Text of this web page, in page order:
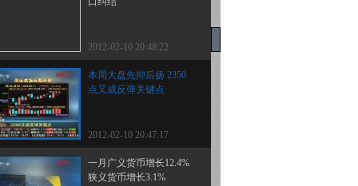
2012-02-10 20:48:22
本周大盘先抑后扬 2350
点又成反弹关键点
2012-02-10 20:47:17
一月广义货币增长12.4%
狭义货币增长3.1%